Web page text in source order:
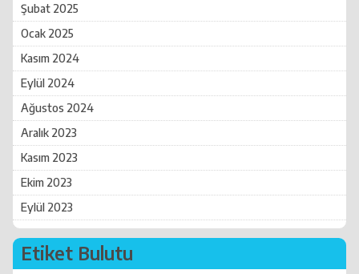
Şubat 2025
Ocak 2025
Kasım 2024
Eylül 2024
Ağustos 2024
Aralık 2023
Kasım 2023
Ekim 2023
Eylül 2023
Etiket Bulutu